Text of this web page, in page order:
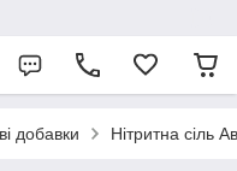
добавки Нітритна сіль